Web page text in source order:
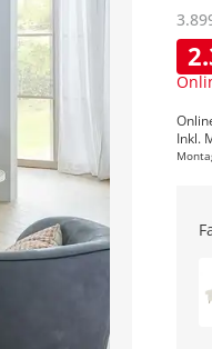
Inkl.